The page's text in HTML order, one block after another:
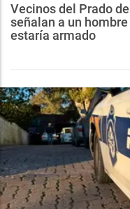
Vecinos del Prado
señalan a un
estaría armado